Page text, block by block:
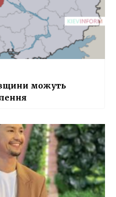
можуть